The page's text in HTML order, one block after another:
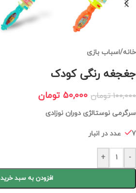
خانه/اسباب بازی
جغجغه رنگی کودک
100,000 تومان 50,000 تومان
سرگرمی نوستالژی دوران نوزادی
7 عدد در انبار
-
+
افزودن به سبد خرید